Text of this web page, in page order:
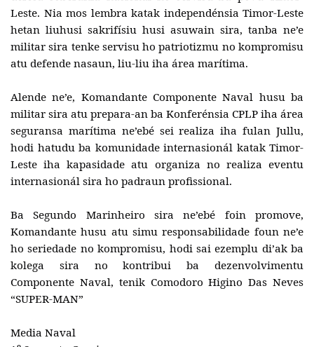
Leste. Nia mos lembra katak independénsia Timor-Leste
hetan liuhusi sakrifísiu husi asuwain sira, tanba ne’e
militar sira tenke servisu ho patriotizmu no kompromisu
atu defende nasaun, liu-liu iha área marítima.
Alende ne’e, Komandante Componente Naval husu ba
militar sira atu prepara-an ba Konferénsia CPLP iha área
seguransa marítima ne’ebé sei realiza iha fulan Jullu,
hodi hatudu ba komunidade internasionál katak Timor-
Leste iha kapasidade atu organiza no realiza eventu
internasionál sira ho padraun profissional.
Ba Segundo Marinheiro sira ne’ebé foin promove,
Komandante husu atu simu responsabilidade foun ne’e
ho seriedade no kompromisu, hodi sai ezemplu di’ak ba
kolega sira no kontribui ba dezenvolvimentu
Componente Naval, tenik Comodoro Higino Das Neves
“SUPER-MAN”
Media Naval